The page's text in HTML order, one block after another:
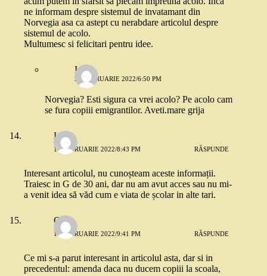
ne informam despre sistemul de invatamant din
Norvegia asa ca astept cu nerabdare articolul despre
sistemul de acolo.
Multumesc si felicitari pentru idee.
Irina
20 FEBRUARIE 2022/6:50 PM
Norvegia? Esti sigura ca vrei acolo? Pe acolo cam
se fura copiii emigrantilor. Aveti.mare grija
Livia
11 FEBRUARIE 2022/8:43 PM RĂSPUNDE
Interesant articolul, nu cunoșteam aceste informații.
Traiesc in G de 30 ani, dar nu am avut acces sau nu mi-
a venit idea să văd cum e viata de școlar in alte tari.
Cora
11 FEBRUARIE 2022/9:41 PM RĂSPUNDE
Ce mi s-a parut interesant in articolul asta, dar si in
precedentul: amenda daca nu ducem copiii la scoala,